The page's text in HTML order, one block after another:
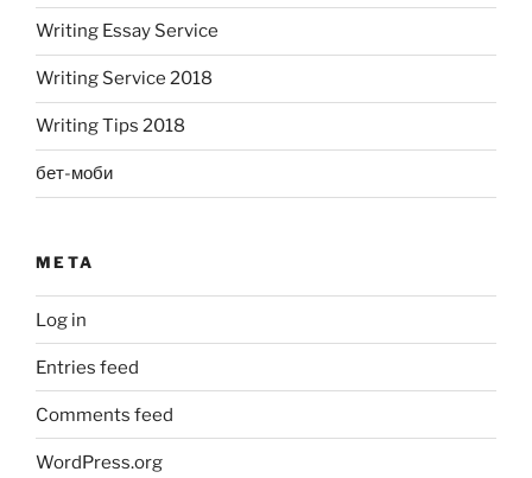
Writing Essay Service
Writing Service 2018
Writing Tips 2018
бет-моби
META
Log in
Entries feed
Comments feed
WordPress.org